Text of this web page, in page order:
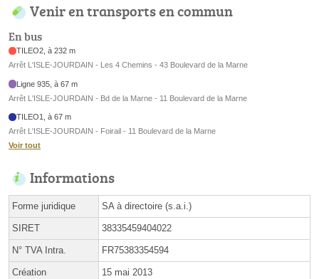
Venir en transports en commun
En bus
TILEO2, à 232 m
Arrêt L'ISLE-JOURDAIN - Les 4 Chemins - 43 Boulevard de la Marne
Ligne 935, à 67 m
Arrêt L'ISLE-JOURDAIN - Bd de la Marne - 11 Boulevard de la Marne
TILEO1, à 67 m
Arrêt L'ISLE-JOURDAIN - Foirail - 11 Boulevard de la Marne
Voir tout
Informations
Forme juridique SA à directoire (s.a.i.)
SIRET 38335459404022
N° TVA Intra. FR75383354594
Création 15 mai 2013